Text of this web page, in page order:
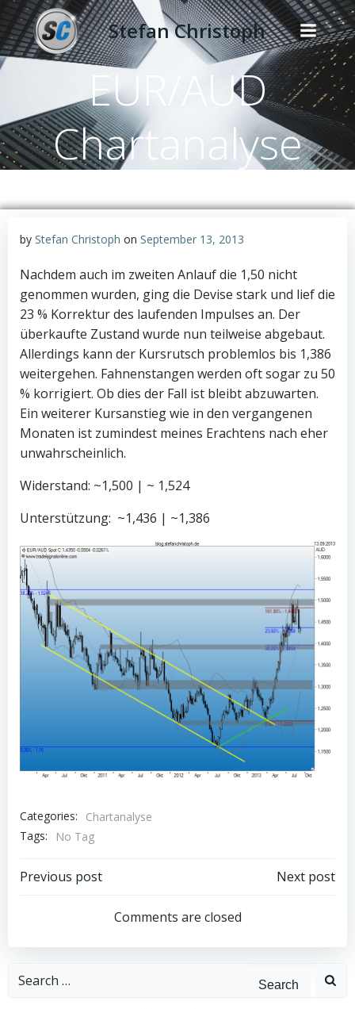
Zum
Inhalt
springen
Stefan Christoph
EUR/AUD
Chartanalyse
by Stefan Christoph on September 13, 2013
Nachdem auch im zweiten Anlauf die 1,50 nicht
genommen wurden, ging die Devise stark und lief die
23 % Korrektur des laufenden Impulses an. Der
überkaufte Zustand wurde nun teilweise abgebaut.
Allerdings kann der Kursrutsch problemlos bis 1,386
weitergehen. Fahnenstangen werden oft sogar zu 50
% korrigiert. Ob dies der Fall ist bleibt abzuwarten.
Ein weiterer Kursanstieg wie in den vergangenen
Monaten ist zumindest meines Erachtens nach eher
unwahrscheinlich.
Widerstand: ~1,500 | ~ 1,524
Unterstützung: ~1,436 | ~1,386
Categories:
Chartanalyse
Tags:
No Tag
Post
navigation
Previous post
navigation
Next post
Comments are closed
Search